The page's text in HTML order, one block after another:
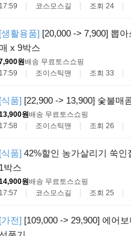
17:59
코스모스길 조회 24
[생활용품] [20,000 -> 7,900] 뽑
x 9박스
원배송 무료토스쇼핑
17:59
조이스틱맨 조회 33
[식품] [22,900 -> 13,900] 숯불매
원배송 무료토스쇼핑
17:58
조이스틱맨 조회 26
[식품] 42%할인 농가살리기 쑥인
1박스
원배송 무료토스쇼핑
17:57
코스모스길 조회 25
[가전] [109,000 -> 29,900] 에어